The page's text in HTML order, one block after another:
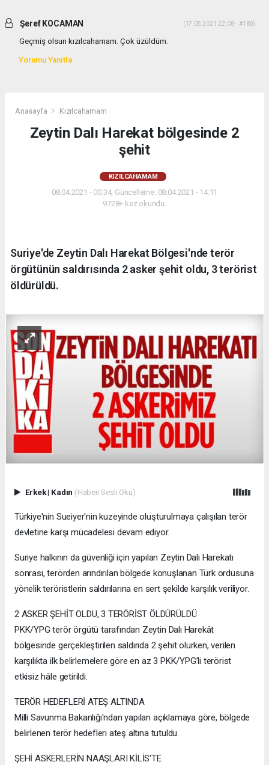
Şeref KOCAMAN (17.05.2021 22:08 - #180)
Geçmiş olsun kızılcahamam. Çok üzüldüm.
Yorumu Yanıtla
Anasayfa Kızılcahamam
Zeytin Dalı Harekat bölgesinde 2
şehit
KIZILCAHAMAM
08.04.2021 - 00:34, Güncelleme: 08.04.2021 - 14:11
9728+ kez okundu.
Suriye'de Zeytin Dalı Harekat Bölgesi'nde terör
örgütünün saldırısında 2 asker şehit oldu, 3 terörist
öldürüldü.
Erkek| Kadın (Haberi Sesli Oku)
Türkiye'nin Sueiyer'nin kuzeyinde oluşturulmaya çalışılan terör
devletine karşı mücadelesi devam ediyor.
Suriye halkının da güvenliği için yapılan Zeytin Dalı Harekatı
sonrası, terörden arındırılan bölgede konuşlanan Türk ordusuna
yönelik teröristlerin saldırılarına en sert şekilde karşılık veriliyor.
2 ASKER ŞEHİT OLDU, 3 TERÖRİST ÖLDÜRÜLDÜ
PKK/YPG terör örgütü tarafından Zeytin Dalı Harekât
bölgesinde gerçekleştirilen saldırıda 2 şehit olurken, verilen
karşılıkta ilk belirlemelere göre en az 3 PKK/YPG’li terörist
etkisiz hâle getirildi.
TERÖR HEDEFLERİ ATEŞ ALTINDA
Milli Savunma Bakanlığı'ndan yapılan açıklamaya göre, bölgede
belirlenen terör hedefleri ateş altına tutuldu.
ŞEHİ ASKERLERİN NAAŞLARI KİLİS'TE